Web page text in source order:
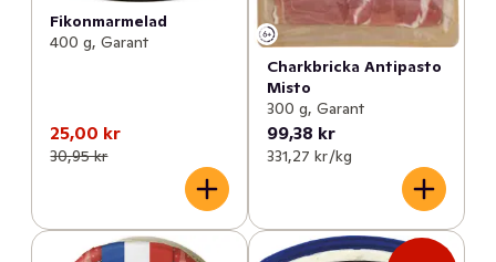
Fikonmarmelad
400 g, Garant
25,00 kr
30,95 kr
Charkbricka Antipasto
Misto
300 g, Garant
99,38 kr
331,27 kr /kg